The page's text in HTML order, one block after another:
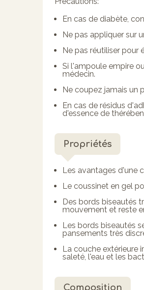
En cas de diabète,
Ne pas appliquer sur
Ne pas réutiliser pour
Si l'ampoule empire
médecin.
Ne coupez jamais un
En cas de résidus
d'essence de
Propriétés
Les avantages d'une
Le coussinet en gel
Des bords biseautés
mouvement et reste
Les bords biseautés
pansements très
La couche extérieure
saleté, l'eau et les
Composition